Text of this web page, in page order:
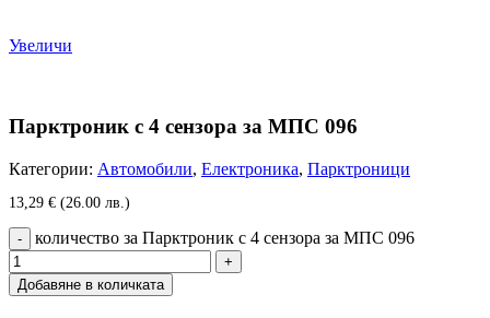
Увеличи
Парктроник с 4 сензора за МПС 096
Категории: Автомобили, Електроника, Парктроници
13,29 € (26.00 лв.)
количество за Парктроник с 4 сензора за МПС 096
Добавяне в количката